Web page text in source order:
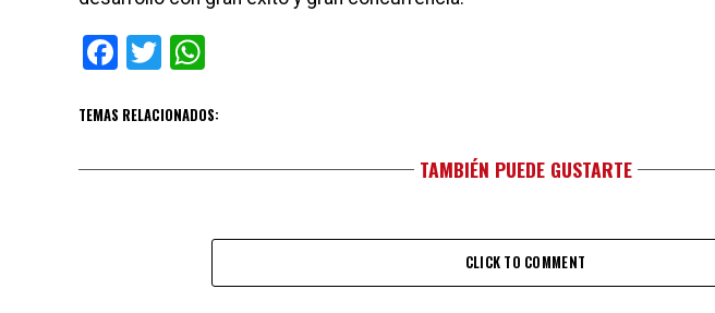
Facebook
Twitter
TEMAS RELACIONADOS:
TAMBIÉN PUEDE GUSTARTE
CLICK TO COMMENT